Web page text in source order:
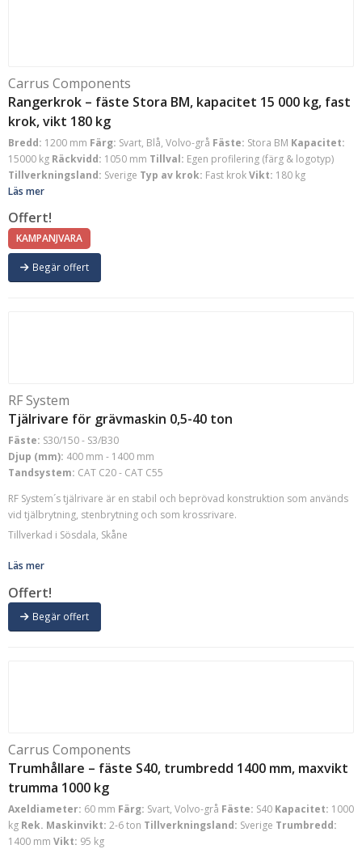
Carrus Components
Rangerkrok – fäste Stora BM, kapacitet 15 000 kg, fast
krok, vikt 180 kg
Bredd: 1200 mm Färg: Svart, Blå, Volvo-grå Fäste: Stora BM Kapacitet:
15000 kg Räckvidd: 1050 mm Tillval: Egen profilering (färg & logotyp)
Tillverkningsland: Sverige Typ av krok: Fast krokVikt: 180 kg
Läs mer
Offert!
KAMPANJVARA
Begär offert
RF System
Tjälrivare för grävmaskin 0,5-40 ton
Fäste: S30/150 - S3/B30
Djup (mm): 400 mm - 1400 mm
Tandsystem: CAT C20 - CAT C55
RF System´s tjälrivare är en stabil och beprövad konstruktion som används
vid tjälbrytning, stenbrytning och som krossrivare.
Tillverkad i Sösdala, Skåne
Läs mer
Offert!
Begär offert
Carrus Components
Trumhållare – fäste S40, trumbredd 1400 mm, maxvikt
trumma 1000 kg
Axeldiameter: 60 mm Färg: Svart, Volvo-grå Fäste: S40 Kapacitet: 1000
kg Rek. Maskinvikt: 2-6 ton Tillverkningsland: Sverige Trumbredd:
1400 mm Vikt: 95 kg